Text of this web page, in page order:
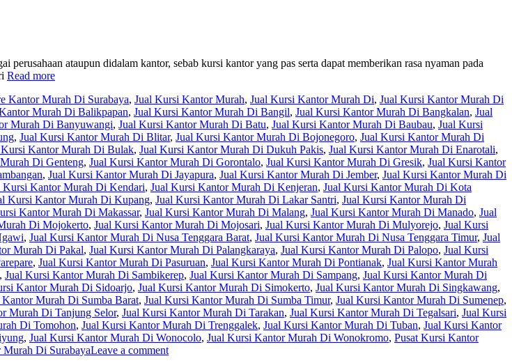
ataupun didalam kantor, sebab kursi kantor yang pas serta dapat memberikan rasa nyaman pada
Read more
Kantor Murah Di Surabaya, Jual Kursi Kantor Murah, Jual Kursi Kantor Murah Di, Jual Kursi Kantor Murah Di
Murah Di Balikpapan, Jual Kursi Kantor Murah Di Bangil, Jual Kursi Kantor Murah Di Bangkalan, Jual
Murah Di Banyuwangi, Jual Kursi Kantor Murah Di Batu, Jual Kursi Kantor Murah Di Baubau, Jual Kursi
, Jual Kursi Kantor Murah Di Blitar, Jual Kursi Kantor Murah Di Bojonegoro, Jual Kursi Kantor Murah Di
Kursi Kantor Murah Di Bulak, Jual Kursi Kantor Murah Di Dukuh Pakis, Jual Kursi Kantor Murah Di Enarotali,
Di Genteng, Jual Kursi Kantor Murah Di Gorontalo, Jual Kursi Kantor Murah Di Gresik, Jual Kursi Kantor
, Jual Kursi Kantor Murah Di Jayapura, Jual Kursi Kantor Murah Di Jember, Jual Kursi Kantor Murah Di
Kursi Kantor Murah Di Kendari, Jual Kursi Kantor Murah Di Kenjeran, Jual Kursi Kantor Murah Di Kota
Kursi Kantor Murah Di Kupang, Jual Kursi Kantor Murah Di Lakar Santri, Jual Kursi Kantor Murah Di
Kantor Murah Di Makassar, Jual Kursi Kantor Murah Di Malang, Jual Kursi Kantor Murah Di Manado, Jual
Di Mojokerto, Jual Kursi Kantor Murah Di Mojosari, Jual Kursi Kantor Murah Di Mulyorejo, Jual Kursi
, Jual Kursi Kantor Murah Di Nusa Tenggara Barat, Jual Kursi Kantor Murah Di Nusa Tenggara Timur, Jual
Murah Di Pakal, Jual Kursi Kantor Murah Di Palangkaraya, Jual Kursi Kantor Murah Di Palopo, Jual Kursi
, Jual Kursi Kantor Murah Di Pasuruan, Jual Kursi Kantor Murah Di Pontianak, Jual Kursi Kantor Murah
, Jual Kursi Kantor Murah Di Sambikerep, Jual Kursi Kantor Murah Di Sampang, Jual Kursi Kantor Murah Di
Kantor Murah Di Sidoarjo, Jual Kursi Kantor Murah Di Simokerto, Jual Kursi Kantor Murah Di Singkawang,
Murah Di Sumba Barat, Jual Kursi Kantor Murah Di Sumba Timur, Jual Kursi Kantor Murah Di Sumenep,
Murah Di Tanjung Selor, Jual Kursi Kantor Murah Di Tarakan, Jual Kursi Kantor Murah Di Tegalsari, Jual Kursi
Di Tomohon, Jual Kursi Kantor Murah Di Trenggalek, Jual Kursi Kantor Murah Di Tuban, Jual Kursi Kantor
, Jual Kursi Kantor Murah Di Wonocolo, Jual Kursi Kantor Murah Di Wonokromo, Pusat Kursi Kantor
Di SurabayaLeave a comment